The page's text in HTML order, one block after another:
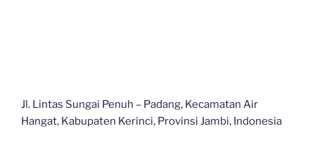
Jl. Lintas Sungai Penuh – Padang, Kecamatan Air
Hangat, Kabupaten Kerinci, Provinsi Jambi, Indonesia